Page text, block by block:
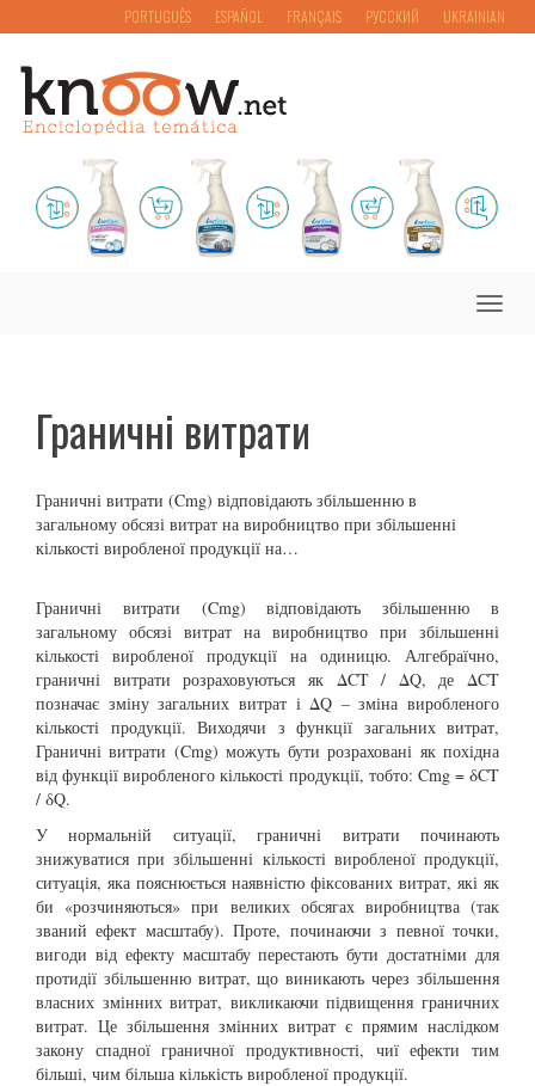
PORTUGUÊS ESPAÑOL FRANÇAIS РУССКИЙ UKRAINIAN
Toggle
Граничні витрати
Граничні витрати (Cmg) відповідають збільшенню в
загальному обсязі витрат на виробництво при збільшенні
кількості виробленої продукції на…
Граничні витрати (Cmg) відповідають збільшенню в
загальному обсязі витрат на виробництво при збільшенні
кількості виробленої продукції на одиницю. Алгебраїчно,
граничні витрати розраховуються як ΔCT / ΔQ, де ΔCT
позначає зміну загальних витрат і ΔQ – зміна виробленого
кількості продукції. Виходячи з функції загальних витрат,
Граничні витрати (Cmg) можуть бути розраховані як похідна
від функції виробленого кількості продукції, тобто: Cmg = δCT
/ δQ.
У нормальній ситуації, граничні витрати починають
знижуватися при збільшенні кількості виробленої продукції,
ситуація, яка пояснюється наявністю фіксованих витрат, які як
би «розчиняються» при великих обсягах виробництва (так
званий ефект масштабу). Проте, починаючи з певної точки,
вигоди від ефекту масштабу перестають бути достатніми для
протидії збільшенню витрат, що виникають через збільшення
власних змінних витрат, викликаючи підвищення граничних
витрат. Це збільшення змінних витрат є прямим наслідком
закону спадної граничної продуктивності, чиї ефекти тим
більші, чим більша кількість виробленої продукції.